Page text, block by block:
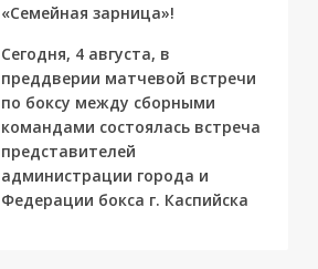
«Семейная зарница»!
Сегодня, 4 августа, в
преддверии матчевой встречи
по боксу между сборными
командами состоялась встреча
представителей
администрации города и
Федерации бокса г. Каспийска